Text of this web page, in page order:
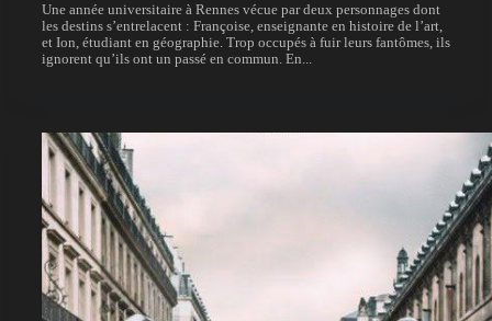
Une année universitaire à Rennes vécue par deux personnages dont
les destins s’entrelacent : Françoise, enseignante en histoire de l’art,
et Ion, étudiant en géographie. Trop occupés à fuir leurs fantômes, ils
ignorent qu’ils ont un passé en commun. En...